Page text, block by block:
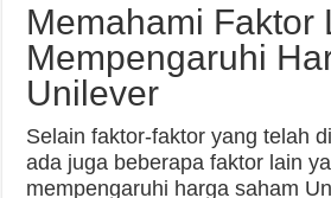
Memahami Faktor
Mempengaruhi
Unilever
Selain faktor-faktor yang telah
ada juga beberapa faktor lain
mempengaruhi harga saham